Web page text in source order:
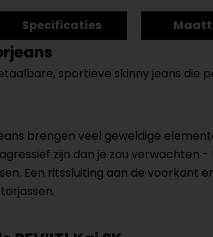
Specificaties
sportieve skinny jeans die
brengen veel geweldige
zijn dan je zou verwachten
Een ritssluiting aan de